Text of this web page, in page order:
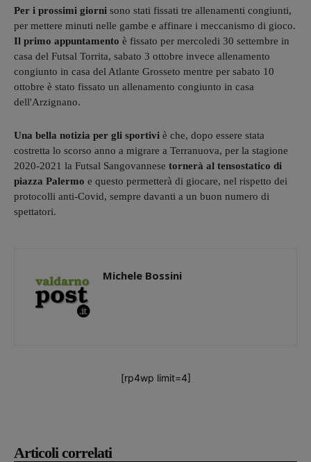
Articoli correlati
Per i prossimi giorni sono stati fissati tre allenamenti congiunti,
per mettere minuti nelle gambe e affinare i meccanismo di gioco.
Il primo appuntamento è fissato per mercoledi 30 settembre in
casa del Futsal Torrita, sabato 3 ottobre invece allenamento
congiunto in casa del Atlante Grosseto mentre per sabato 10
ottobre è stato fissato un allenamento congiunto in casa
dell'Arzignano.
Una bella notizia per gli sportivi è che, dopo essere stata
costretta lo scorso anno a migrare a Terranuova, per la stagione
2020-2021 la Futsal Sangovannese tornerà al tensostatico di
piazza Palermo e questo permetterà di giocare, nel rispetto dei
protocolli anti-Covid, sempre davanti a un buon numero di
spettatori.
Michele Bossini
[rp4wp limit=4]